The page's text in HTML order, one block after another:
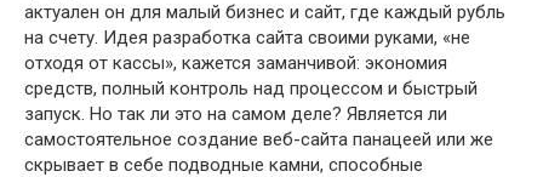
актуален он для малый бизнес и сайт, где каждый рубль
на счету. Идея разработка сайта своими руками, «не
отходя от кассы», кажется заманчивой: экономия
средств, полный контроль над процессом и быстрый
запуск. Но так ли это на самом деле? Является ли
самостоятельное создание веб-сайта панацеей или же
скрывает в себе подводные камни, способные